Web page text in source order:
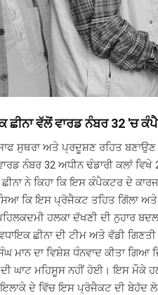
ਛੀਨਾ ਵੱਲੋਂ ਵਾਰਡ ਨੰਬਰ 32 'ਚ
ਸੁਥਰਾ ਅਤੇ ਪ੍ਰਦੂਸ਼ਣ ਰਹਿਤ ਬਣਾਉਣ
ਨੰਬਰ 32 ਅਧੀਨ ਢੰਡਾਰੀ ਕਲਾਂ
ਛੀਨਾ ਨੇ ਕਿਹਾ ਕਿ ਇਸ ਕੰਪੈਕਟਰ ਦੇ
ਕਿ ਇਸ ਪ੍ਰੋਜੈਕਟ ਤਹਿਤ ਗਿੱਲਾ
ਹਲਕਾ ਦੱਖਣੀ ਦੀ ਨੁਹਾਰ
ਛੀਨਾ ਦੀ ਟੀਮ ਅਤੇ ਵੱਡੀ
ਮਾਨ ਦਾ ਵਿਸ਼ੇਸ਼ ਧੰਨਵਾਦ ਕੀਤਾ
ਘਾਟ ਮਹਿਸੂਸ ਨਹੀਂ ਹੋਈ। ਇਸ ਮੌਕੇ
ਦੇ ਵਿੱਚ ਇਸ ਪ੍ਰੋਜੈਕਟ ਦੀ ਬੇਹੱਦ